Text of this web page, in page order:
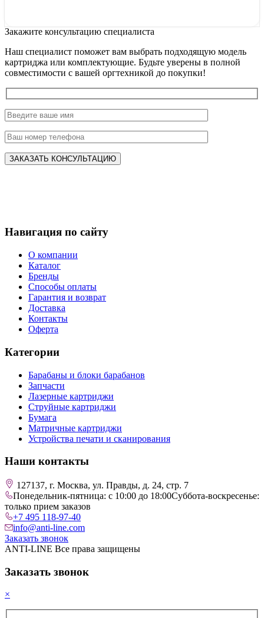
Закажите консультацию специалиста
Наш специалист поможет вам выбрать подходящую модель
картриджа или комплектующие. Будьте уверены в полной
совместимости с вашей оргтехникой до покупки!
Навигация по сайту
О компании
Каталог
Бренды
Способы оплаты
Гарантия и возврат
Доставка
Контакты
Оферта
Категории
Барабаны и блоки барабанов
Запчасти
Лазерные картриджи
Струйные картриджи
Бумага
Матричные картриджи
Устройства печати и сканирования
Наши контакты
127137, г. Москва, ул. Правды, д. 24, стр. 7
Понедельник-пятница: с 10:00 до 18:00Суббота-воскресенье:
только прием заказов
+7 495 118-97-40
info@anti-line.com
Заказать звонок
ANTI-LINE Все права защищены
Заказать звонок
×